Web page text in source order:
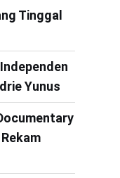
Tinggal
Yunus